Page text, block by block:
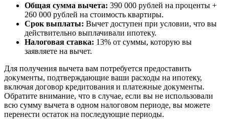
Общая сумма вычета: 390 000 рублей на проценты +
260 000 рублей на стоимость квартиры.
Срок выплаты: Вычет доступен при условии, что вы
действительно выплачивали ипотеку.
Налоговая ставка: 13% от суммы, которую вы
заявляете на вычет.
Для получения вычета вам потребуется предоставить
документы, подтверждающие ваши расходы на ипотеку,
включая договор кредитования и платежные документы.
Обратите внимание, что в случае, если вы не использовали
всю сумму вычета в одном налоговом периоде, вы можете
перенести остаток на последующие периоды.